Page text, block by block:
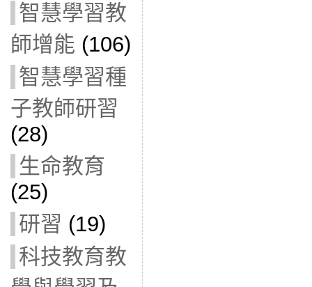
智慧學習教
師增能 (106)
智慧學習種
子教師研習
(28)
生命教育
(25)
研習 (19)
科技教育教